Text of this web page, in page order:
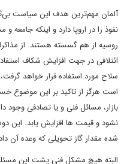
آلمان مهم‌ترین هدف این سیاست
نفوذ را در اروپا دارد و اینکه
روسیه از هم گسسته هستند. از
ائتلافی در جهت افزایش شکاف
سلاح مورد استفاده قرار خواهد
است هرگز از تاکید بر این موضوع
بازار، مسائل فنی و یا تصادفی وجود
نشود و قیمت ها افزایش یابد. این
شده مقدار گاز تحویلی که وعده آن
البته هیچ مشکل فنی پشت این